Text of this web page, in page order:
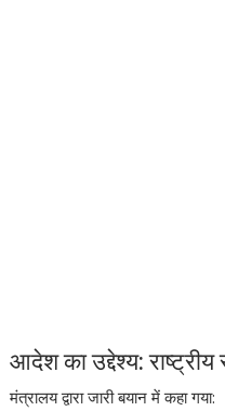
आदेश का उद्देश्य: राष्ट्रीय
मंत्रालय द्वारा जारी बयान में कहा गया: